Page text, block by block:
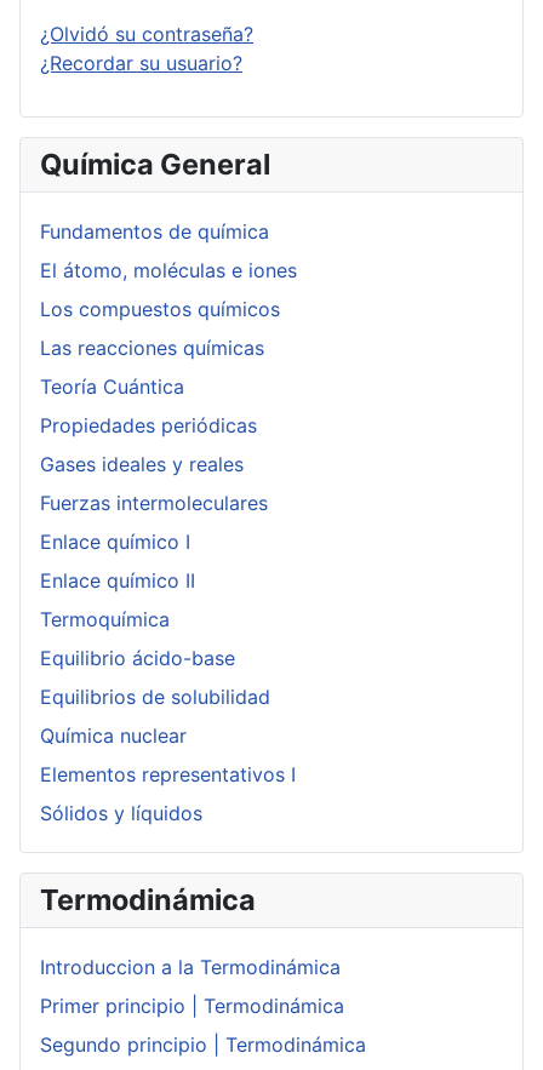
¿Olvidó su contraseña?
¿Recordar su usuario?
Química General
Fundamentos de química
El átomo, moléculas e iones
Los compuestos químicos
Las reacciones químicas
Teoría Cuántica
Propiedades periódicas
Gases ideales y reales
Fuerzas intermoleculares
Enlace químico I
Enlace químico II
Termoquímica
Equilibrio ácido-base
Equilibrios de solubilidad
Química nuclear
Elementos representativos I
Sólidos y líquidos
Termodinámica
Introduccion a la Termodinámica
Primer principio | Termodinámica
Segundo principio | Termodinámica